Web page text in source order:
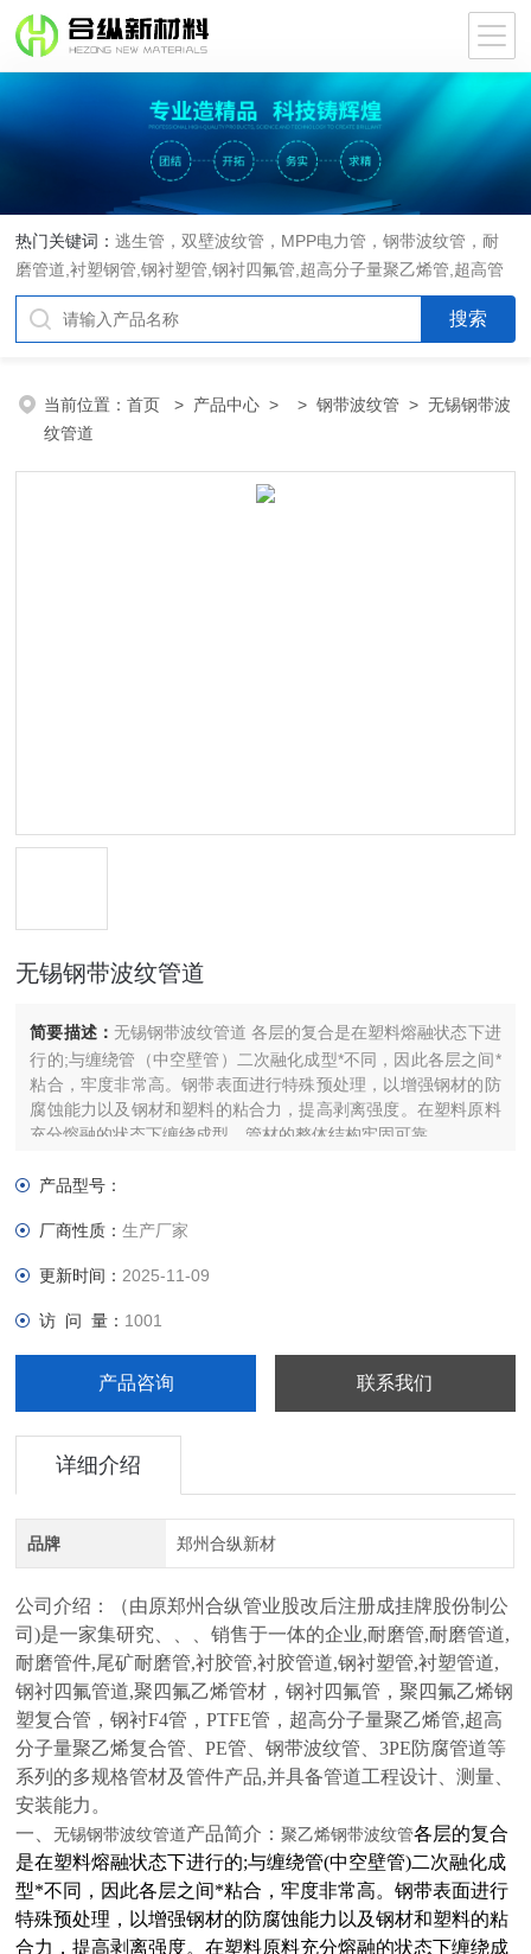
热门关键词：逃生管，双壁波纹管，MPP电力管，钢带波纹管，耐
磨管道,衬塑钢管,钢衬塑管,钢衬四氟管,超高分子量聚乙烯管,超高管
当前位置：首页 > 产品中心 > >钢带波纹管 > 无锡钢带波
纹管道
无锡钢带波纹管道
简要描述： 无锡钢带波纹管道 各层的复合是在塑料熔融状态下进
行的;与缠绕管（中空壁管）二次融化成型*不同，因此各层之间*
粘合，牢度非常高。钢带表面进行特殊预处理，以增强钢材的防
腐蚀能力以及钢材和塑料的粘合力，提高剥离强度。在塑料原料
充分熔融的状态下缠绕成型，管材的整体结构牢固可靠。
产品型号：
厂商性质：生产厂家
更新时间： 2025-11-09
访 问 量： 1001
产品咨询 联系我们
详细介绍
品牌 郑州合纵新材
公司介绍：
（由原郑州合纵管业股改后注册成挂牌股份制公
司)是一家集研究、、、销售于一体的企业,耐磨管,耐磨管道,
耐磨管件,尾矿耐磨管,衬胶管,衬胶管道,钢衬塑管,衬塑管道,
钢衬四氟管道,聚四氟乙烯管材，钢衬四氟管，聚四氟乙烯钢
塑复合管，钢衬F4管，PTFE管，超高分子量聚乙烯管,超高
分子量聚乙烯复合管、PE管、钢带波纹管、3PE防腐管道等
系列的多规格管材及管件产品,并具备管道工程设计、测量、
安装能力。
一、无锡钢带波纹管道产品简介：聚乙烯钢带波纹管各层的复合
是在塑料熔融状态下进行的;与缠绕管(中空壁管)二次融化成
型*不同，因此各层之间*粘合，牢度非常高。钢带表面进行
特殊预处理，以增强钢材的防腐蚀能力以及钢材和塑料的粘
合力，提高剥离强度。在塑料原料充分熔融的状态下缠绕成